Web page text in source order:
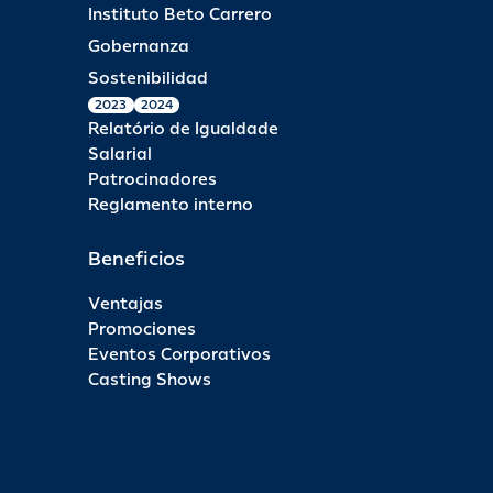
Instituto Beto Carrero
Gobernanza
Sostenibilidad
2023 2024
Relatório de Igualdade
Salarial
Patrocinadores
Reglamento interno
Beneficios
Ventajas
Promociones
Eventos Corporativos
Casting Shows